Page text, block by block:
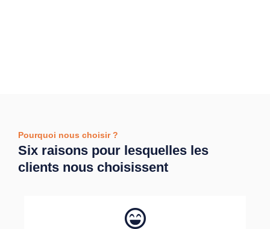
Pourquoi nous choisir ?
Six raisons pour lesquelles les
clients nous choisissent